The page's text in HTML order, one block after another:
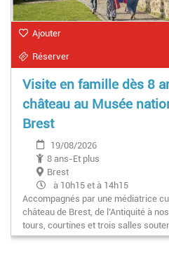
Ajouter
Réserver
Visite en famille dès 8
château au Musée
Brest
19/08/2026
8 ans-Et plus
Brest
à 10h15 et à 14h15
Accompagnés par une médiatrice
château de Brest, de l’Antiquité à
tours, courtines et trois salles